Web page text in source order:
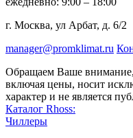
г. Москва, ул Арбат, д. 6/2
manager@promklimat.ru
Обращаем Ваше внимание,
включая цены, носит
характер и не является
Каталог Rhoss:
Чиллеры